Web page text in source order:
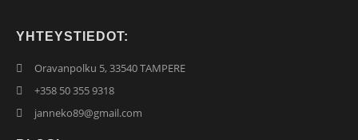
YHTEYSTIEDOT:
Oravanpolku 5, 33540 TAMPERE
+358 50 355 9318
janneko89@gmail.com